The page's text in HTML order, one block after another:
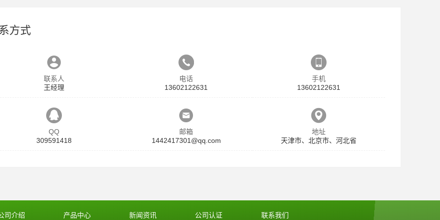
方式
联系人
王经理
电话
13602122631
手机
13602122631
QQ
309591418
邮箱
1442417301@qq.com
地址
天津市、北京市、河北省
司介绍 产品中心 新闻资讯 公司认证 联系我们